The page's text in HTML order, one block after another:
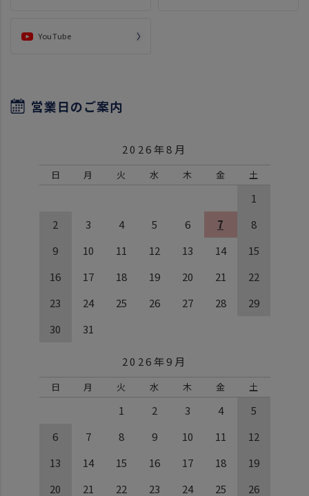
YouTube
営業日のご案内
2026年8月
日 月 火 水 木 金 土
1
2
3 4 5 6 7
8
9
10 11 12 13 14
15
16
17 18 19 20 21
22
23
24 25 26 27 28
29
30
31
2026年9月
日 月 火 水 木 金 土
1 2 3 4
5
6
7 8 9 10 11
12
13
14 15 16 17 18
19
20
21 22 23 24 25
26